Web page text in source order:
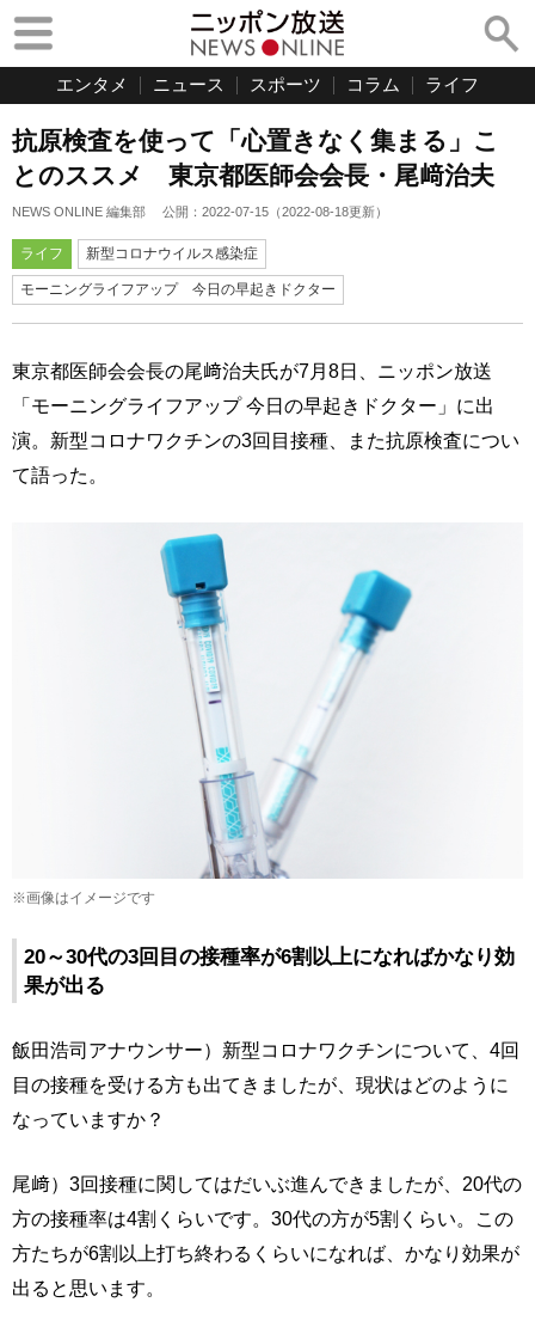
エンタメ ニュース スポーツ コラム ライフ
抗原検査を使って「心置きなく集まる」こ
とのススメ 東京都医師会会長・尾﨑治夫
NEWS ONLINE 編集部 公開： 2022-07-15 （2022-08-18更新）
ライフ 新型コロナウイルス感染症
モーニングライフアップ 今日の早起きドクター
東京都医師会会長の尾﨑治夫氏が7月8日、ニッポン放送
「モーニングライフアップ 今日の早起きドクター」に出
演。新型コロナワクチンの3回目接種、また抗原検査につい
て語った。
※画像はイメージです
20～30代の3回目の接種率が6割以上になればかなり効
果が出る
飯田浩司アナウンサー）新型コロナワクチンについて、4回
目の接種を受ける方も出てきましたが、現状はどのように
なっていますか？
尾﨑）3回接種に関してはだいぶ進んできましたが、20代の
方の接種率は4割くらいです。30代の方が5割くらい。この
方たちが6割以上打ち終わるくらいになれば、かなり効果が
出ると思います。